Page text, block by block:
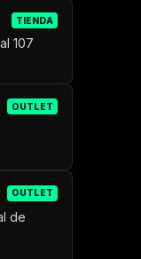
TIENDA
107
OUTLET
OUTLET
de